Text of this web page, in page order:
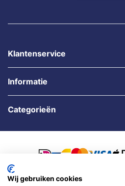
Klantenservice
Informatie
Categorieën
Wij gebruiken cookies